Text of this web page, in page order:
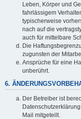
Leben, Körper und
fahrlässigem
typischerweise
nach auf die
auch für mittelbare
Die
zugunsten der
Ansprüche für eine
unberührt.
6.
Der Betreiber ist
Mail mitgeteilt.